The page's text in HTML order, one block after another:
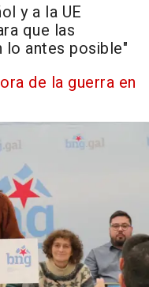
y a la UE
que las
lo antes posible"
de la guerra en